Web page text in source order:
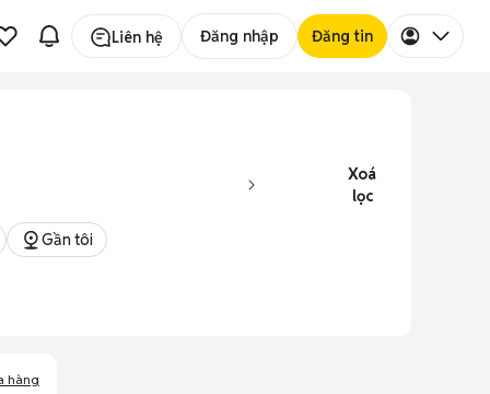
Liên hệ Đăng nhập Đăng tin
Xoá
lọc
Gần tôi
hàng